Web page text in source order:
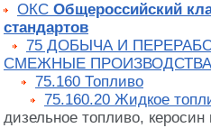
ОКС Общероссийский
стандартов
75 ДОБЫЧА И
СМЕЖНЫЕ ПРОИЗВОДСТВА
75.160 Топливо
75.160.20 Жидкое
дизельное топливо, керосин